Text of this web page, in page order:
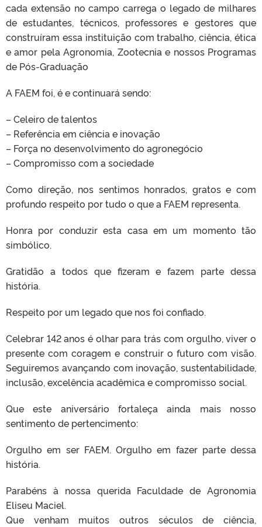
cada extensão no campo carrega o legado de milhares
de estudantes, técnicos, professores e gestores que
construíram essa instituição com trabalho, ciência, ética
e amor pela Agronomia, Zootecnia e nossos Programas
de Pós-Graduação
A FAEM foi, é e continuará sendo:
– Celeiro de talentos
– Referência em ciência e inovação
– Força no desenvolvimento do agronegócio
– Compromisso com a sociedade
Como direção, nos sentimos honrados, gratos e com
profundo respeito por tudo o que a FAEM representa.
Honra por conduzir esta casa em um momento tão
simbólico.
Gratidão a todos que fizeram e fazem parte dessa
história.
Respeito por um legado que nos foi confiado.
Celebrar 142 anos é olhar para trás com orgulho, viver o
presente com coragem e construir o futuro com visão.
Seguiremos avançando com inovação, sustentabilidade,
inclusão, excelência acadêmica e compromisso social.
Que este aniversário fortaleça ainda mais nosso
sentimento de pertencimento:
Orgulho em ser FAEM. Orgulho em fazer parte dessa
história.
Parabéns à nossa querida Faculdade de Agronomia
Eliseu Maciel.
Que venham muitos outros séculos de ciência,